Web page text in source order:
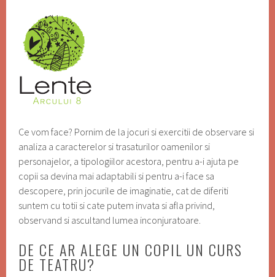
Ce vom face? Pornim de la jocuri si exercitii de observare si
analiza a caracterelor si trasaturilor oamenilor si
personajelor, a tipologiilor acestora, pentru a-i ajuta pe
copii sa devina mai adaptabili si pentru a-i face sa
descopere, prin jocurile de imaginatie, cat de diferiti
suntem cu totii si cate putem invata si afla privind,
observand si ascultand lumea inconjuratoare.
DE CE AR ALEGE UN COPIL UN CURS
DE TEATRU?